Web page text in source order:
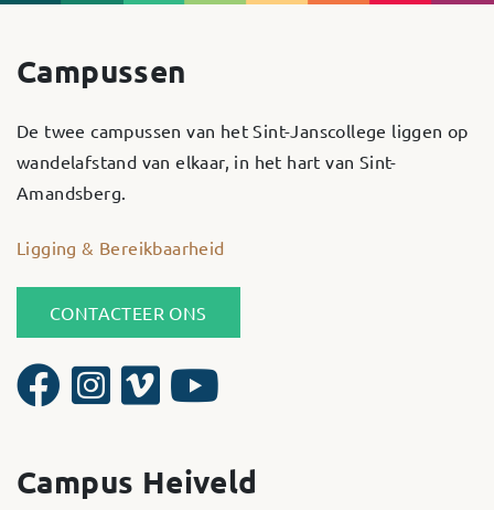
Campussen
De twee campussen van het Sint-Janscollege liggen op
wandelafstand van elkaar, in het hart van Sint-
Amandsberg.
Ligging & Bereikbaarheid
CONTACTEER ONS
Campus Heiveld